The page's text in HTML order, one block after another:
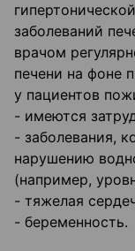
заболеваний
врачом
печени на фоне
у пациентов
- имеются
- заболевания,
нарушению
(например,
- тяжелая
- беременность.